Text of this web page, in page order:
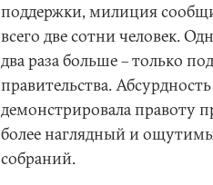
поддержки, милиция
всего две сотни человек.
два раза больше – только
правительства.
демонстрировала правоту
более наглядный и
собраний.